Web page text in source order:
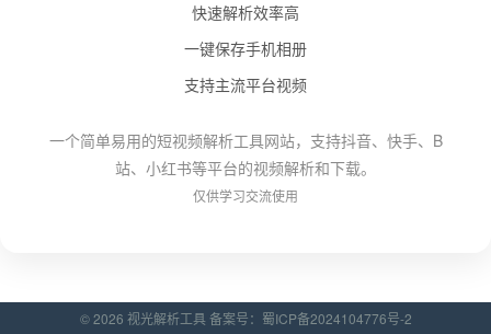
快速解析效率高
一键保存手机相册
支持主流平台视频
一个简单易用的短视频解析工具网站，支持抖音、快手、B
站、小红书等平台的视频解析和下载。
仅供学习交流使用
© 2026 视光解析工具 备案号： 蜀ICP备2024104776号-2